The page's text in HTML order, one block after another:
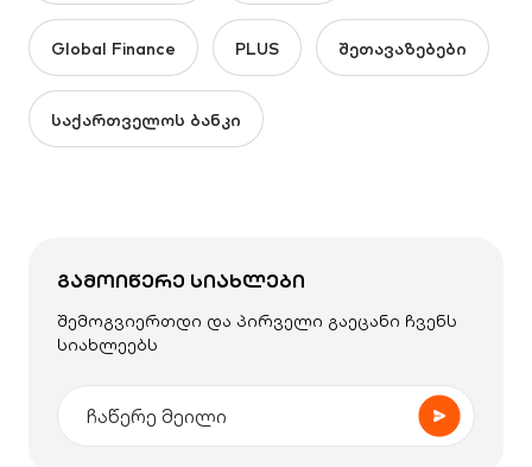
Global Finance PLUS შეთავაზებები
საქართველოს ბანკი
ᲒᲐᲛᲝᲘᲬᲔᲠᲔ ᲡᲘᲐᲮᲚᲔᲑᲘ
შემოგვიერთდი და პირველი გაეცანი ჩვენს
სიახლეებს